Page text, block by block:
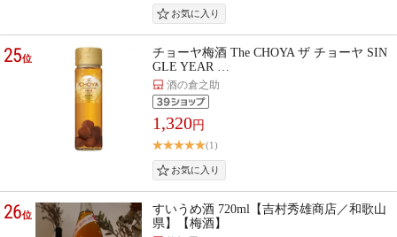
25位
チョーヤ梅酒 The CHOYA ザ チョーヤ SIN
GLE YEAR …
酒の倉之助
1,320円
(1)
26位
すいうめ酒 720ml【吉村秀雄商店／和歌山
県】【梅酒】